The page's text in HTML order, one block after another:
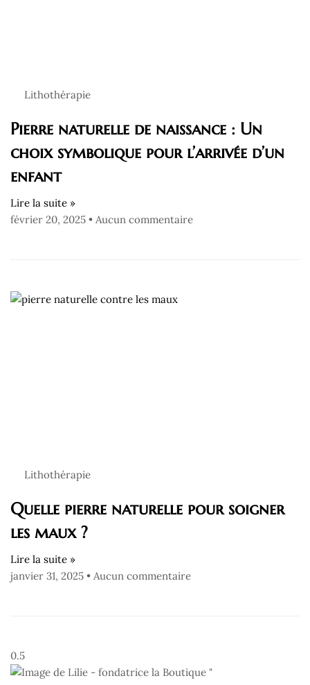
Lithothérapie
Pierre naturelle de naissance : Un
choix symbolique pour l’arrivée d’un
enfant
Lire la suite »
février 20, 2025
Aucun commentaire
Lithothérapie
Quelle pierre naturelle pour soigner
les maux ?
Lire la suite »
janvier 31, 2025
Aucun commentaire